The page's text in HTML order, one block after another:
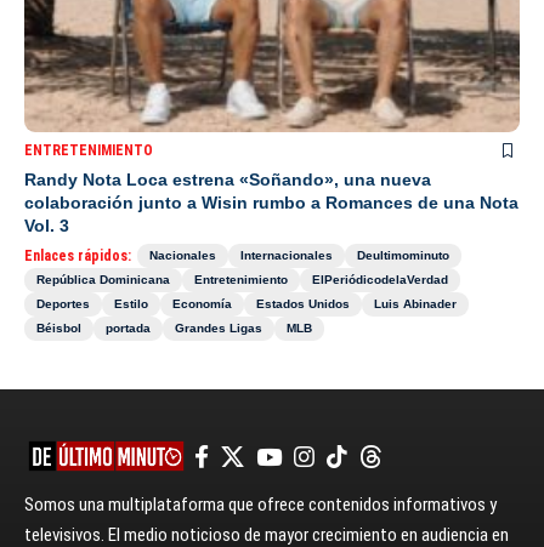
ENTRETENIMIENTO
Randy Nota Loca estrena «Soñando», una nueva
colaboración junto a Wisin rumbo a Romances de una Nota
Vol. 3
Enlaces rápidos: Nacionales Internacionales
Deultimominuto
República Dominicana
Entretenimiento
ElPeriódicodelaVerdad
Deportes
Estilo Economía Estados Unidos
Luis Abinader
Béisbol
portada Grandes Ligas MLB
Somos una multiplataforma que ofrece contenidos informativos y
televisivos. El medio noticioso de mayor crecimiento en audiencia en